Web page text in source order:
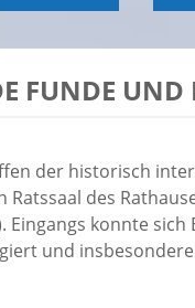
FUNDE UND
der historisch
des
Eingangs konnte
und